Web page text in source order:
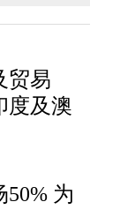
贸易
度及澳
为